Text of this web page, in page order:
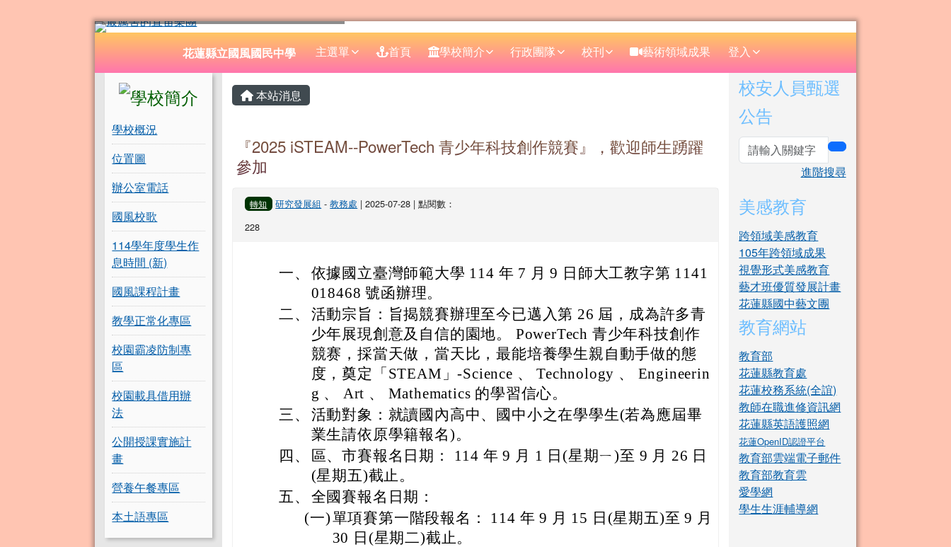
花蓮縣立國風國民中學
導覽列 花蓮縣立國風國民中學 主選單 首頁 學校簡介 行政團隊 校刊 藝術領域成果 登入
左邊區域內容
學校概況
位置圖
辦公室電話
國風校歌
114學年度學生作
息時間 (新)
國風課程計畫
教學正常化專區
校園霸凌防制專
區
校園載具借用辦
法
公開授課實施計
畫
營養午餐專區
本土語專區
主內容區域
本站消息
『2025 iSTEAM--PowerTech 青少年科技創作競賽』，歡迎師生踴躍
參加
轉知 研究發展組 -教務處 | 2025-07-28 | 點閱數：
228
一、 依據國立臺灣師範大學 114 年 7 月 9 日師大工教字第 1141
018468 號函辦理。
二、 活動宗旨：旨揭競賽辦理至今已邁入第 26 屆，成為許多青
少年展現創意及自信的園地。 PowerTech 青少年科技創作
競赛，採當天做，當天比，最能培養學生親自動手做的態
度，奠定「STEAM」-Science 、 Technology 、 Engineerin
g 、 Art 、 Mathematics 的學習信心。
三、 活動對象：就讀國內高中、國中小之在學學生(若為應屆畢
業生請依原學籍報名)。
四、
區、市賽報名日期： 114 年 9 月 1 日(星期ㄧ)至 9 月 26 日
(星期五)截止。
五、 全國賽報名日期：
(一)單項賽第一階段報名： 114 年 9 月 15 日(星期五)至 9 月
30 日(星期二)截止。
右邊區域內容
校安人員甄選
公告
search
進階搜尋
美感教育
跨領域美感教育
105年跨領域成果
視覺形式美感教育
藝才班優質發展計畫
花蓮縣國中藝文團
教育網站
教育部
花蓮縣教育處
花蓮校務系統(全誼)
教師在職進修資訊網
花蓮縣英語護照網
花蓮OpenID認證平台
教育部雲端電子郵件
教育部教育雲
愛學網
學生生涯輔導網
頁尾區域